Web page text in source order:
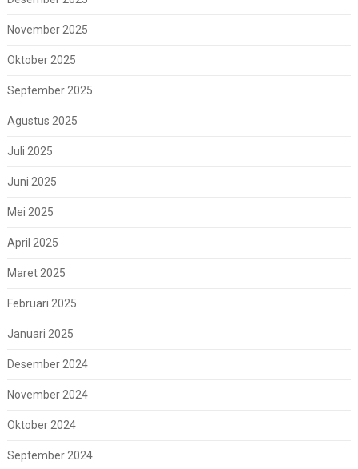
November 2025
Oktober 2025
September 2025
Agustus 2025
Juli 2025
Juni 2025
Mei 2025
April 2025
Maret 2025
Februari 2025
Januari 2025
Desember 2024
November 2024
Oktober 2024
September 2024